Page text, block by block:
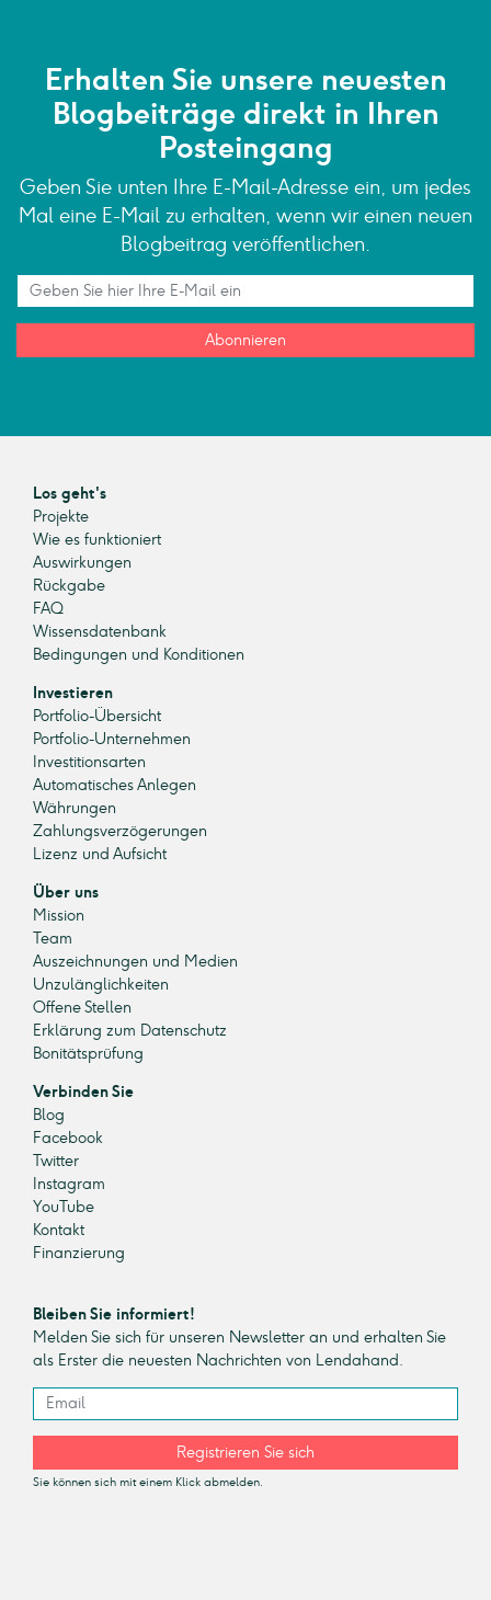
Erhalten Sie unsere neuesten
Blogbeiträge direkt in Ihren
Posteingang
Geben Sie unten Ihre E-Mail-Adresse ein, um jedes
Mal eine E-Mail zu erhalten, wenn wir einen neuen
Blogbeitrag veröffentlichen.
Abonnieren
Los geht's
Projekte
Wie es funktioniert
Auswirkungen
Rückgabe
FAQ
Wissensdatenbank
Bedingungen und Konditionen
Investieren
Portfolio-Übersicht
Portfolio-Unternehmen
Investitionsarten
Automatisches Anlegen
Währungen
Zahlungsverzögerungen
Lizenz und Aufsicht
Über uns
Mission
Team
Auszeichnungen und Medien
Unzulänglichkeiten
Offene Stellen
Erklärung zum Datenschutz
Bonitätsprüfung
Verbinden Sie
Blog
Facebook
Twitter
Instagram
YouTube
Kontakt
Finanzierung
Bleiben Sie informiert!
Melden Sie sich für unseren Newsletter an und erhalten Sie
als Erster die neuesten Nachrichten von Lendahand.
Registrieren Sie sich
Sie können sich mit einem Klick abmelden.